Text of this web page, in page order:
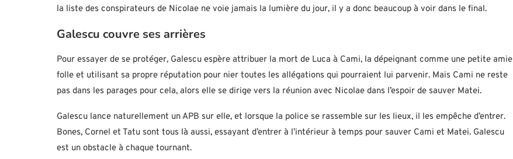
la liste des conspirateurs de Nicolae ne voie jamais la lumière du jour, il y a donc beaucoup à voir dans le final.
Galescu couvre ses arrières
Pour essayer de se protéger, Galescu espère attribuer la mort de Luca à Cami, la dépeignant comme une petite amie
folle et utilisant sa propre réputation pour nier toutes les allégations qui pourraient lui parvenir. Mais Cami ne reste
pas dans les parages pour cela, alors elle se dirige vers la réunion avec Nicolae dans l’espoir de sauver Matei.
Galescu lance naturellement un APB sur elle, et lorsque la police se rassemble sur les lieux, il les empêche d’entrer.
Bones, Cornel et Tatu sont tous là aussi, essayant d’entrer à l’intérieur à temps pour sauver Cami et Matei. Galescu
est un obstacle à chaque tournant.